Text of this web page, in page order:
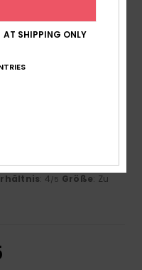
: 4/5 Größe: Zu
AT SHIPPING ONLY